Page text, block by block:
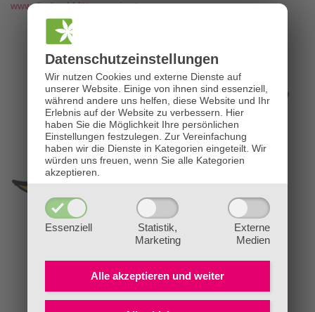
Datenschutz­einstellungen
Wir nutzen Cookies und externe Dienste auf
unserer Website. Einige von ihnen sind essenziell,
während andere uns helfen, diese Website und Ihr
Erlebnis auf der Website zu verbessern. Hier
haben Sie die Möglichkeit Ihre persönlichen
Einstellungen festzulegen. Zur Vereinfachung
haben wir die Dienste in Kategorien eingeteilt. Wir
würden uns freuen, wenn Sie alle Kategorien
akzeptieren.
Essenziell
Statistik,
Marketing
Externe
Medien
Alle akzeptieren und weiter
www.die-bachblütenpraxis.at